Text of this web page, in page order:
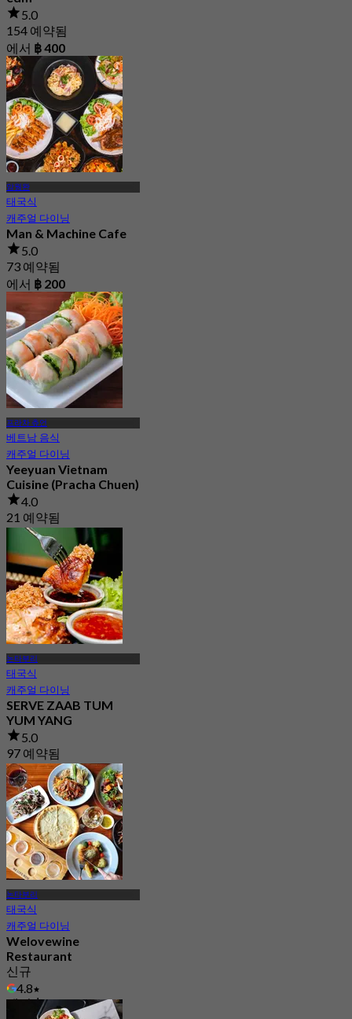
5.0
154 예약됨
에서 ฿ 400
암웡완
태국식
캐주얼 다이닝
Man & Machine Cafe
5.0
73 예약됨
에서 ฿ 200
프라차 츄언
베트남 음식
캐주얼 다이닝
Yeeyuan Vietnam
Cuisine (Pracha Chuen)
4.0
21 예약됨
에서฿ 212.5
논타부리
태국식
캐주얼 다이닝
SERVE ZAAB TUM
YUM YANG
5.0
97 예약됨
에서฿ 212.5
논타부리
태국식
캐주얼 다이닝
Welovewine
Restaurant
신규
4.8
에서฿ 475